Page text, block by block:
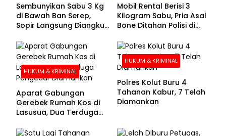
Sembunyikan Sabu 3 Kg
di Bawah Ban Serep,
Sopir Langsung Diangkut
Mobil Rental Berisi 3
Kilogram Sabu, Pria Asal
Bone Ditahan Polisi di
HUKUM & KRIMINAL
Aparat Gabungan
Gerebek Rumah Kos di
Lasusua, Dua Terduga
HUKUM & KRIMINAL
Polres Kolut Buru 4
Tahanan Kabur, 7 Telah
Diamankan